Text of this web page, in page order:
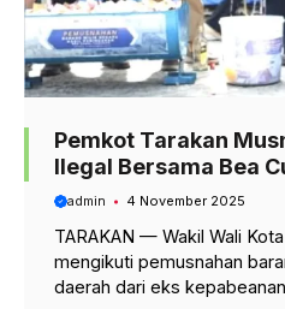
Pemkot Tarakan
Ilegal Bersama Bea
admin 4 November 2025
TARAKAN — Wakil Wali
mengikuti pemusnahan
daerah dari eks